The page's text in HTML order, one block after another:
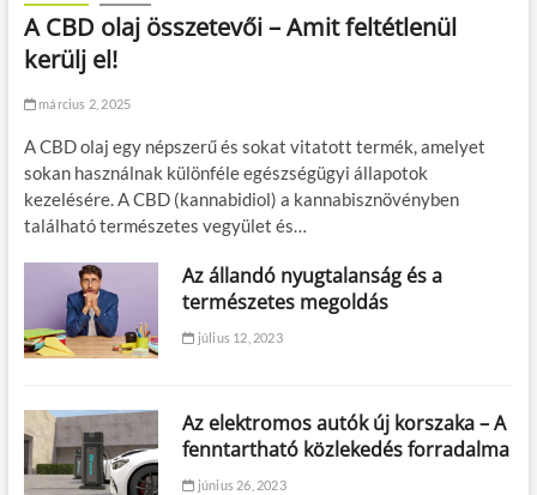
A CBD olaj összetevői – Amit feltétlenül
kerülj el!
március 2, 2025
A CBD olaj egy népszerű és sokat vitatott termék, amelyet
sokan használnak különféle egészségügyi állapotok
kezelésére. A CBD (kannabidiol) a kannabisznövényben
található természetes vegyület és…
Az állandó nyugtalanság és a
természetes megoldás
július 12, 2023
Az elektromos autók új korszaka – A
fenntartható közlekedés forradalma
június 26, 2023